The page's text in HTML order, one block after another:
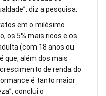
diz a pesquisa.
em o milésimo
os 5% mais ricos e os
(com 18 anos ou
que, além dos mais
de renda do
é tanto maior
conclui o